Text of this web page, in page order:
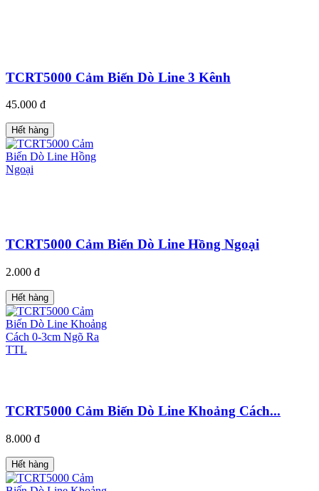
TCRT5000 Cảm Biến Dò Line 3 Kênh
45.000 đ
Hết hàng
TCRT5000 Cảm Biến Dò Line Hồng Ngoại
2.000 đ
Hết hàng
TCRT5000 Cảm Biến Dò Line Khoảng Cách...
8.000 đ
Hết hàng